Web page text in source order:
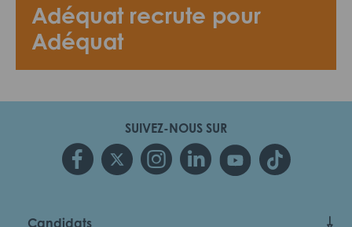
Adéquat recrute pour
Adéquat
SUIVEZ-NOUS SUR
Candidats